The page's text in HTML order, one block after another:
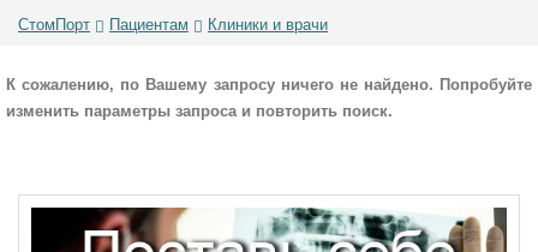
СтомПорт Пациентам Клиники и врачи
К сожалению, по Вашему запросу ничего не найдено. Попробуйте
изменить параметры запроса и повторить поиск.